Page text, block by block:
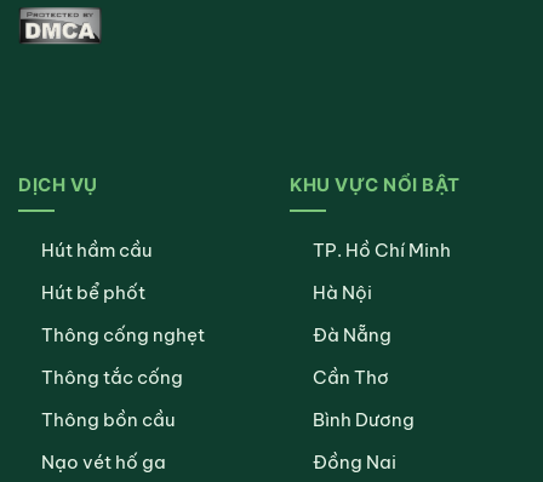
DỊCH VỤ
Hút hầm cầu
Hút bể phốt
Thông cống nghẹt
Thông tắc cống
Thông bồn cầu
Nạo vét hố ga
KHU VỰC NỔI BẬT
TP. Hồ Chí Minh
Hà Nội
Đà Nẵng
Cần Thơ
Bình Dương
Đồng Nai